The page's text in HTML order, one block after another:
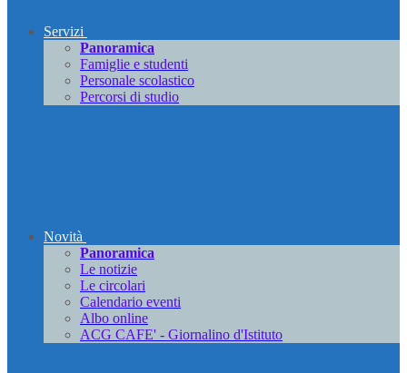
Servizi
Panoramica
Famiglie e studenti
Personale scolastico
Percorsi di studio
Novità
Panoramica
Le notizie
Le circolari
Calendario eventi
Albo online
ACG CAFE' - Giornalino d'Istituto